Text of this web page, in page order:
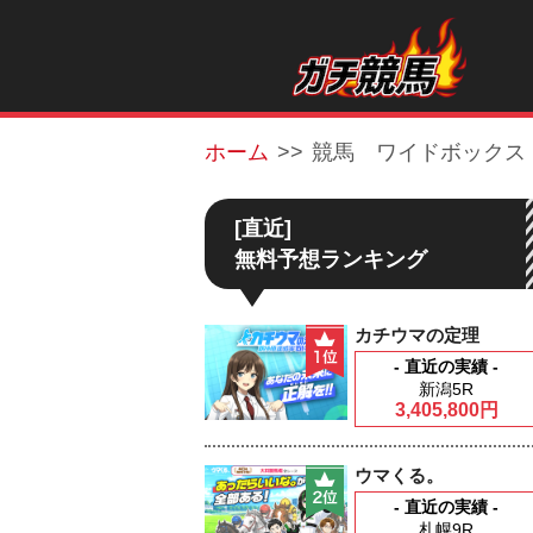
ホーム 競馬 ワイドボックス
[直近]
無料予想ランキング
カチウマの定理
- 直近の実績 -
新潟5R
3,405,800円
ウマくる。
- 直近の実績 -